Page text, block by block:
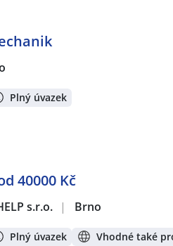
Plný úvazek
40000 Kč
s.r.o. | Brno
Plný úvazek Vhodné také